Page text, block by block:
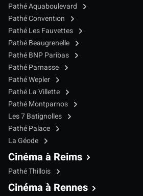
Pathé Aquaboulevard
Pathé Convention
Pathé Les Fauvettes
Pathé Beaugrenelle
Pathé BNP Paribas
Pathé Parnasse
Pathé Wepler
Pathé La Villette
Pathé Montparnos
Les 7 Batignolles
Pathé Palace
La Géode
Cinéma à Reims
Pathé Thillois
Cinéma à Rennes